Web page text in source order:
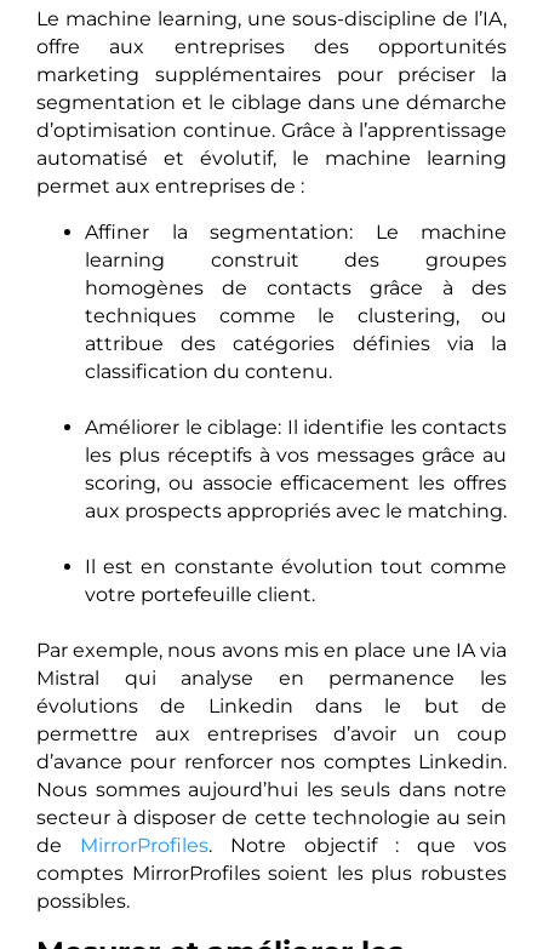
Le machine learning, une sous-discipline de l’IA,
offre aux entreprises des opportunités
marketing supplémentaires pour préciser la
segmentation et le ciblage dans une démarche
d’optimisation continue. Grâce à l’apprentissage
automatisé et évolutif, le machine learning
permet aux entreprises de :
Affiner la segmentation: Le machine
learning construit des groupes
homogènes de contacts grâce à des
techniques comme le clustering, ou
attribue des catégories définies via la
classification du contenu.
Améliorer le ciblage: Il identifie les contacts
les plus réceptifs à vos messages grâce au
scoring, ou associe efficacement les offres
aux prospects appropriés avec le matching.
Il est en constante évolution tout comme
votre portefeuille client.
Par exemple, nous avons mis en place une IA via
Mistral qui analyse en permanence les
évolutions de Linkedin dans le but de
permettre aux entreprises d’avoir un coup
d’avance pour renforcer nos comptes Linkedin.
Nous sommes aujourd’hui les seuls dans notre
secteur à disposer de cette technologie au sein
de MirrorProfiles. Notre objectif : que vos
comptes MirrorProfiles soient les plus robustes
possibles.